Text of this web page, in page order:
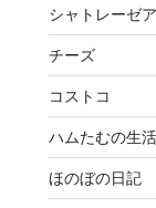
シャトレーゼ
チーズ
コストコ
ハムたむの生活
ほのぼの日記